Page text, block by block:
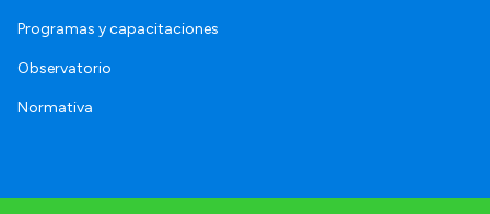
Programas y capacitaciones
Observatorio
Normativa